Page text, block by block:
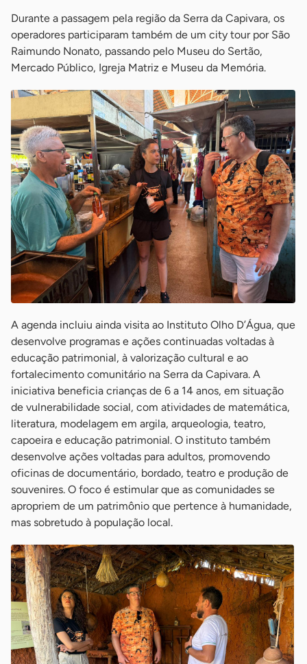
Durante a passagem pela região da Serra da Capivara, os
operadores participaram também de um city tour por São
Raimundo Nonato, passando pelo Museu do Sertão,
Mercado Público, Igreja Matriz e Museu da Memória.
A agenda incluiu ainda visita ao Instituto Olho D’Água, que
desenvolve programas e ações continuadas voltadas à
educação patrimonial, à valorização cultural e ao
fortalecimento comunitário na Serra da Capivara. A
iniciativa beneficia crianças de 6 a 14 anos, em situação
de vulnerabilidade social, com atividades de matemática,
literatura, modelagem em argila, arqueologia, teatro,
capoeira e educação patrimonial. O instituto também
desenvolve ações voltadas para adultos, promovendo
oficinas de documentário, bordado, teatro e produção de
souvenires. O foco é estimular que as comunidades se
apropriem de um patrimônio que pertence à humanidade,
mas sobretudo à população local.